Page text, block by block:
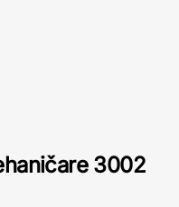
3002